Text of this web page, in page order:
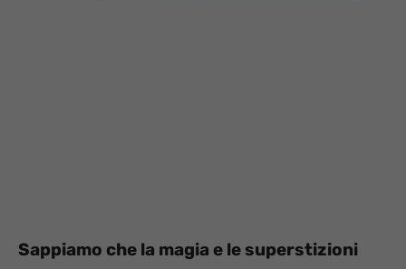
Sappiamo che la magia e le superstizioni